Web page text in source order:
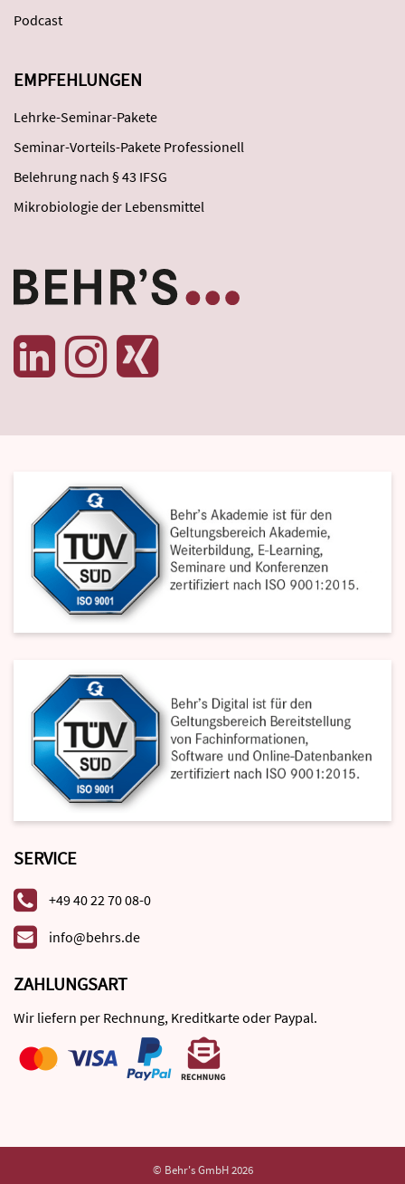
Podcast
EMPFEHLUNGEN
Lehrke-Seminar-Pakete
Seminar-Vorteils-Pakete Professionell
Belehrung nach § 43 IFSG
Mikrobiologie der Lebensmittel
SERVICE
+49 40 22 70 08-0
info@behrs.de
ZAHLUNGSART
Wir liefern per Rechnung, Kreditkarte oder Paypal.
© Behr's GmbH 2026